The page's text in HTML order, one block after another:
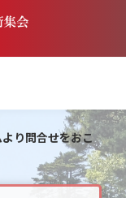
り問合せをおこ